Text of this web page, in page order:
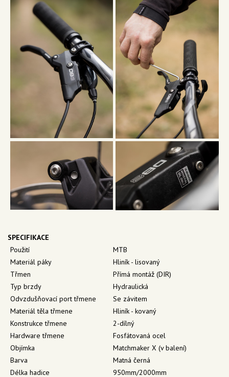
SPECIFIKACE
Použití
MTB
Materiál páky
Hliník - lisovaný
Třmen
Přímá montáž (DIR)
Typ brzdy
Hydraulická
Odvzdušňovací port třmene
Se závitem
Materiál těla třmene
Hliník - kovaný
Konstrukce třmene
2-dílný
Hardware třmene
Fosfátovaná ocel
Objímka
Matchmaker X (v balení)
Barva
Matná černá
Délka hadice
950mm/2000mm